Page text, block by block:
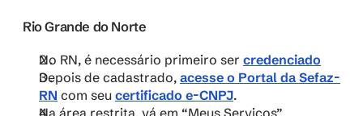
Rio Grande do Norte
No RN, é necessário primeiro ser credenciado
Depois de cadastrado, acesse o Portal da Sefaz-
RN com seu certificado e-CNPJ.
Na área restrita, vá em “Meus Serviços”